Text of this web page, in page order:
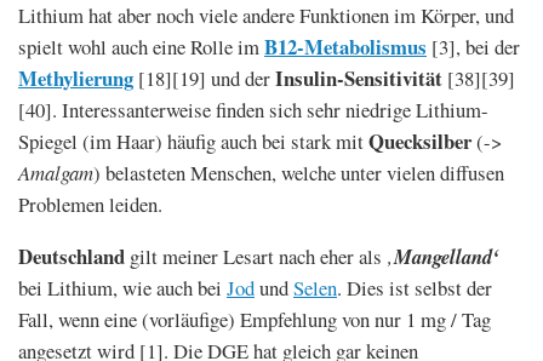
Lithium hat aber noch viele andere Funktionen im Körper, und
spielt wohl auch eine Rolle imB12-Metabolismus [3], bei der
Methylierung [18][19] und derInsulin-Sensitivität [38][39]
[40]. Interessanterweise finden sich sehr niedrige Lithium-
Spiegel (im Haar) häufig auch bei stark mitQuecksilber(->
Amalgam) belasteten Menschen, welche unter vielen diffusen
Problemen leiden.
Deutschland gilt meiner Lesart nach eher als ‚Mangelland‘
bei Lithium, wie auch bei JodundSelen. Dies ist selbst der
Fall, wenn eine (vorläufige) Empfehlung von nur 1 mg / Tag
angesetzt wird [1]. Die DGE hat gleich gar keinen